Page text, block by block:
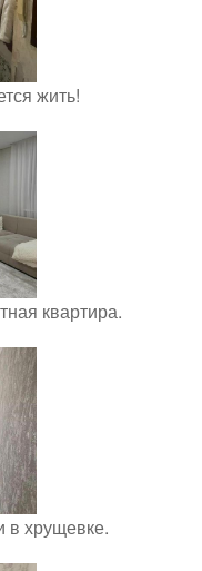
жить!
квартира.
в хрущевке.